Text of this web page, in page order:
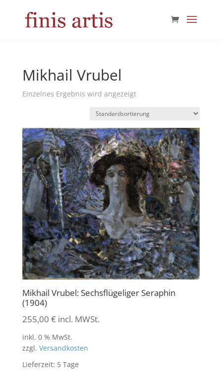
Mikhail Vrubel
Einzelnes Ergebnis wird angezeigt
Mikhail Vrubel: Sechsflügeliger Seraphin
(1904)
255,00 € incl. MWSt.
inkl. 0 % MwSt.
zzgl. Versandkosten
Lieferzeit: 5 Tage